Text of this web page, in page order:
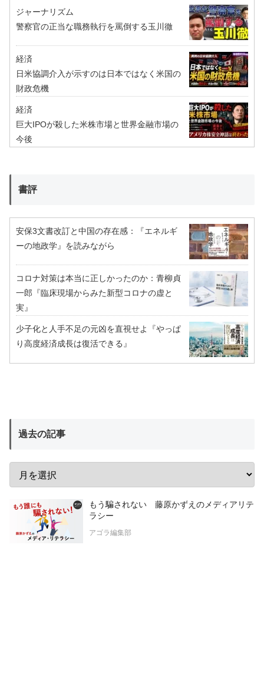
ジャーナリズム
警察官の正当な職務執行を罵倒する玉川徹
経済
日米協調介入が示すのは日本ではなく米国の
財政危機
経済
巨大IPOが殺した米株市場と世界金融市場の
今後
書評
安保3文書改訂と中国の存在感：『エネルギ
ーの地政学』を読みながら
コロナ対策は本当に正しかったのか：青柳貞
一郎『臨床現場からみた新型コロナの虚と
実』
少子化と人手不足の元凶を直視せよ『やっぱ
り高度経済成長は復活できる』
過去の記事
もう騙されない 藤原かずえのメディアリテ
ラシー
アゴラ編集部